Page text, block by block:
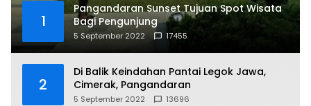
1
Pangandaran Sunset Tujuan Spot Wisata
Bagi Pengunjung
5 September 2022 17455
2
Di Balik Keindahan Pantai Legok Jawa,
Cimerak, Pangandaran
5 September 2022 13696